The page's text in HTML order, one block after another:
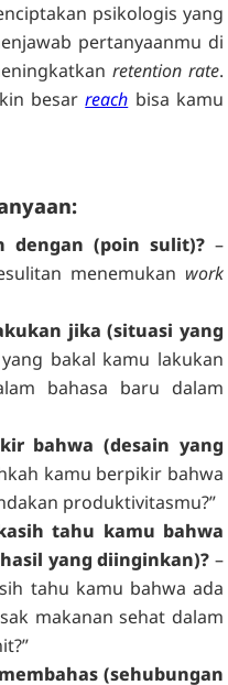
psikologis yang
pertanyaanmu di
retention rate.
besarreach bisa kamu
dengan (poin sulit)? –
menemukan work
jika (situasi yang
bakal kamu lakukan
bahasa baru dalam
bahwa (desain yang
kamu berpikir bahwa
produktivitasmu?”
tahu kamu bahwa
yang diinginkan)? –
tahu kamu bahwa ada
makanan sehat dalam
(sehubungan